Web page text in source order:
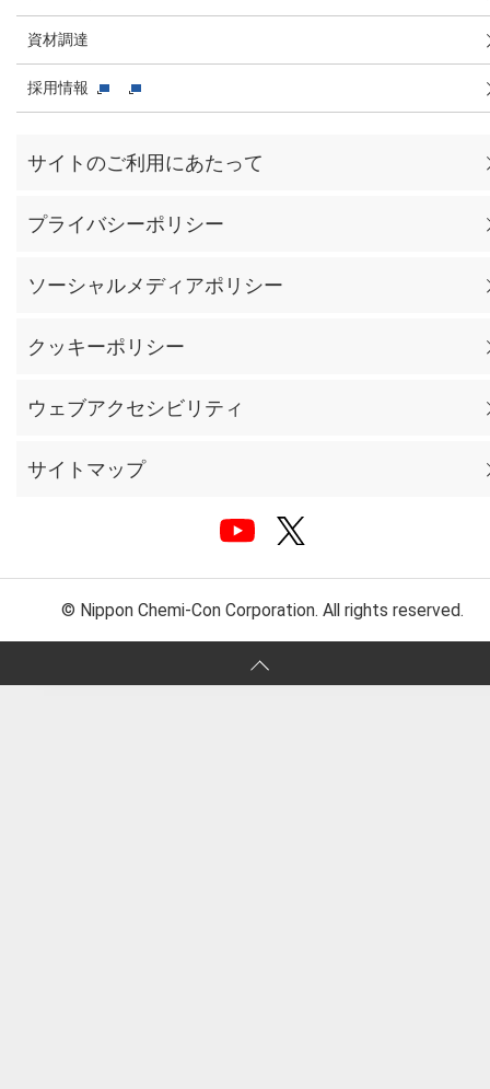
資材調達
採用情報
サイトのご利用にあたって
プライバシーポリシー
ソーシャルメディアポリシー
クッキーポリシー
ウェブアクセシビリティ
サイトマップ
© Nippon Chemi-Con Corporation. All rights reserved.